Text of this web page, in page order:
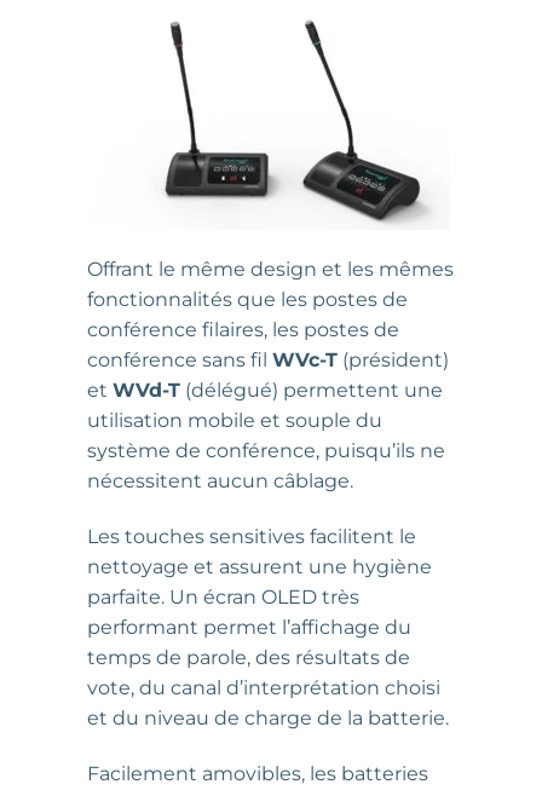
Offrant le même design et les mêmes
fonctionnalités que les postes de
conférence filaires, les postes de
conférence sans fil WVc-T(président)
et WVd-T(délégué) permettent une
utilisation mobile et souple du
système de conférence, puisqu’ils ne
nécessitent aucun câblage.
Les touches sensitives facilitent le
nettoyage et assurent une hygiène
parfaite. Un écran OLED très
performant permet l’affichage du
temps de parole, des résultats de
vote, du canal d’interprétation choisi
et du niveau de charge de la batterie.
Facilement amovibles, les batteries